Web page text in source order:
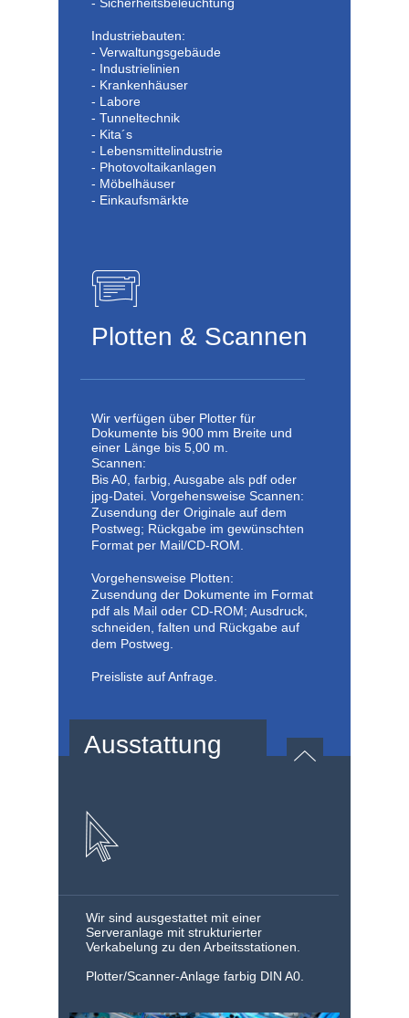
Industriebauten:
- Verwaltungsgebäude
- Industrielinien
- Krankenhäuser
- Labore
- Tunneltechnik
- Kita´s
- Lebensmittelindustrie
- Photovoltaikanlagen
- Möbelhäuser
- Einkaufsmärkte
Plotten & Scannen
Wir verfügen über Plotter für
Dokumente bis 900 mm Breite und
einer Länge bis 5,00 m.
Scannen:
Bis A0, farbig, Ausgabe als pdf oder
jpg-Datei. Vorgehensweise Scannen:
Zusendung der Originale auf dem
Postweg; Rückgabe im gewünschten
Format per Mail/CD-ROM.
Vorgehensweise Plotten:
Zusendung der Dokumente im Format
pdf als Mail oder CD-ROM; Ausdruck,
schneiden, falten und Rückgabe auf
dem Postweg.
Preisliste auf Anfrage.
Ausstattung
Wir sind ausgestattet mit einer
Serveranlage mit strukturierter
Verkabelung zu den Arbeitsstationen.
Plotter/Scanner-Anlage farbig DIN A0.